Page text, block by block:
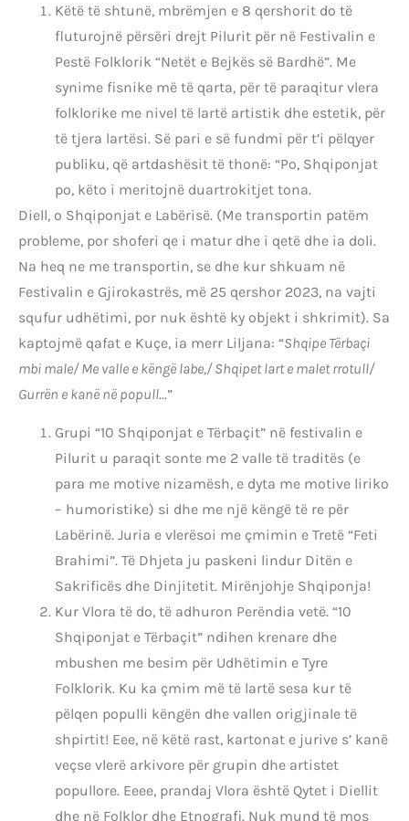
Këtë të shtunë, mbrëmjen e 8 qershorit do të
fluturojnë përsëri drejt Pilurit për në Festivalin e
Pestë Folklorik “Netët e Bejkës së Bardhë”. Me
synime fisnike më të qarta, për të paraqitur vlera
folklorike me nivel të lartë artistik dhe estetik, për
të tjera lartësi. Së pari e së fundmi për t’i pëlqyer
publiku, që artdashësit të thonë: “Po, Shqiponjat
po, këto i meritojnë duartrokitjet tona.
Diell, o Shqiponjat e Labërisë. (Me transportin patëm
probleme, por shoferi qe i matur dhe i qetë dhe ia doli.
Na heq ne me transportin, se dhe kur shkuam në
Festivalin e Gjirokastrës, më 25 qershor 2023, na vajti
squfur udhëtimi, por nuk është ky objekt i shkrimit). Sa
kaptojmë qafat e Kuçe, ia merr Liljana: “Shqipe Tërbaçi
mbi male/ Me valle e këngë labe,/ Shqipet lart e malet rrotull/
Gurrën e kanë në popull…”
Grupi “10 Shqiponjat e Tërbaçit” në festivalin e
Pilurit u paraqit sonte me 2 valle të traditës (e
para me motive nizamësh, e dyta me motive liriko
– humoristike) si dhe me një këngë të re për
Labërinë. Juria e vlerësoi me çmimin e Tretë “Feti
Brahimi”. Të Dhjeta ju paskeni lindur Ditën e
Sakrificës dhe Dinjitetit. Mirënjohje Shqiponja!
Kur Vlora të do, të adhuron Perëndia vetë. “10
Shqiponjat e Tërbaçit” ndihen krenare dhe
mbushen me besim për Udhëtimin e Tyre
Folklorik. Ku ka çmim më të lartë sesa kur të
pëlqen populli këngën dhe vallen origjinale të
shpirtit! Eee, në këtë rast, kartonat e jurive s’ kanë
veçse vlerë arkivore për grupin dhe artistet
popullore. Eeee, prandaj Vlora është Qytet i Diellit
dhe në Folklor dhe Etnografi. Nuk mund të mos